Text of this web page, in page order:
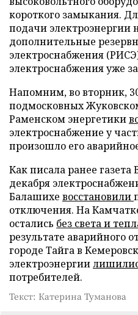
короткого замыкания.
подачи электроэнергии
дополнительные
электроснабжения
электроснабжения уже
Напомним, во вторник,
подмосковных
Раменском энергетики
электроснабжение у
произошло его
Как писала ранее
декабря
Балашихе восстановили
отключения. На
остались без света и
результате аварийного
городе Тайга в
электроэнергии
потребителей.
Текст: Катерина Туманова